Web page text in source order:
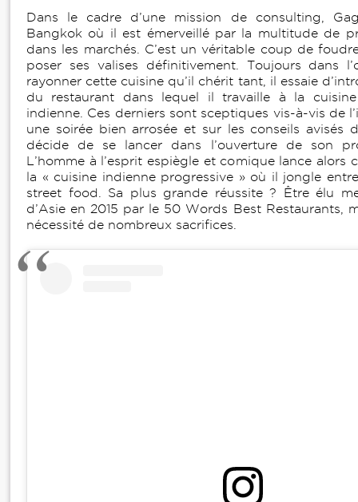
Dans le cadre d’une mission de consulting,
Bangkok où il est émerveillé par la multitude de
dans les marchés. C’est un véritable coup de
poser ses valises définitivement. Toujours dans
rayonner cette cuisine qu’il chérit tant, il essaie
du restaurant dans lequel il travaille à la cuisine
indienne. Ces derniers sont sceptiques vis-à-vis de
une soirée bien arrosée et sur les conseils avisés
décide de se lancer dans l’ouverture de son
L’homme à l’esprit espiègle et comique lance alors
la « cuisine indienne progressive » où il jongle
street food. Sa plus grande réussite ? Être élu
d’Asie en 2015 par le 50 Words Best Restaurants,
nécessité de nombreux sacrifices.